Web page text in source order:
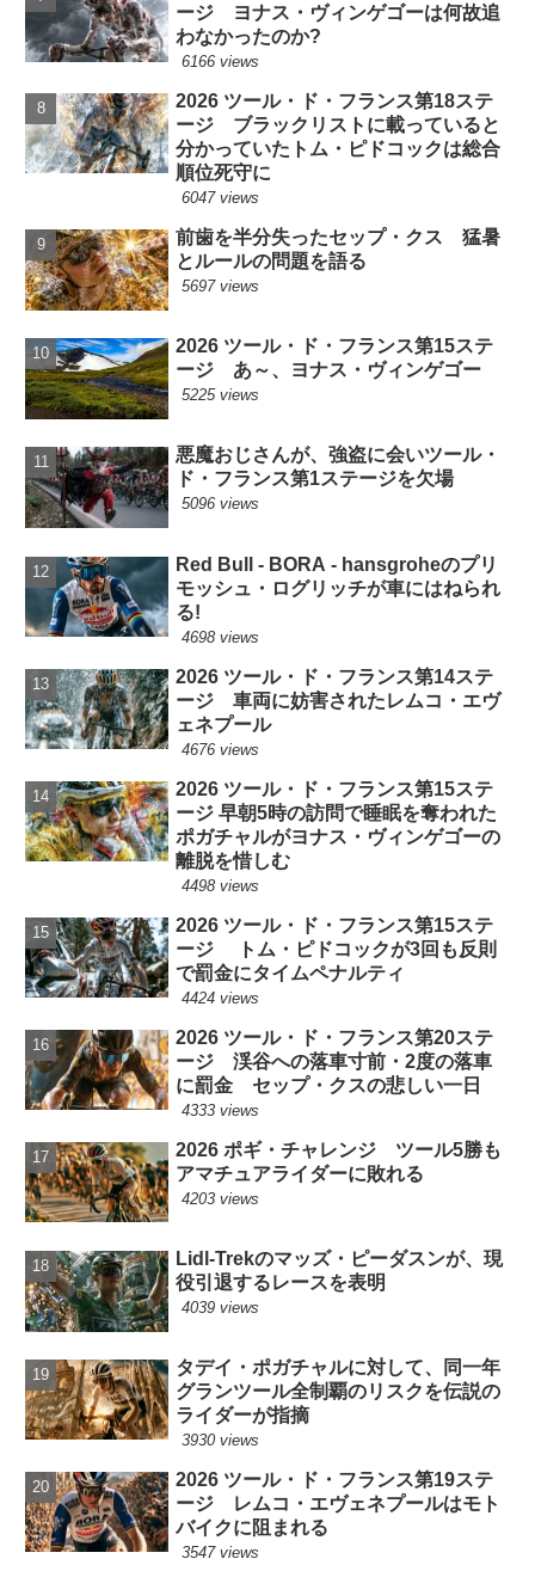
ージ ヨナス・ヴィンゲゴーは何故追
わなかったのか?
6166 views
2026 ツール・ド・フランス第18ステ
ージ ブラックリストに載っていると
分かっていたトム・ピドコックは総合
順位死守に
6047 views
前歯を半分失ったセップ・クス 猛暑
とルールの問題を語る
5697 views
2026 ツール・ド・フランス第15ステ
ージ あ～、ヨナス・ヴィンゲゴー
5225 views
悪魔おじさんが、強盗に会いツール・
ド・フランス第1ステージを欠場
5096 views
Red Bull - BORA - hansgroheのプリ
モッシュ・ログリッチが車にはねられ
る!
4698 views
2026 ツール・ド・フランス第14ステ
ージ 車両に妨害されたレムコ・エヴ
ェネプール
4676 views
2026 ツール・ド・フランス第15ステ
ージ 早朝5時の訪問で睡眠を奪われた
ポガチャルがヨナス・ヴィンゲゴーの
離脱を惜しむ
4498 views
2026 ツール・ド・フランス第15ステ
ージ トム・ピドコックが3回も反則
で罰金にタイムペナルティ
4424 views
2026 ツール・ド・フランス第20ステ
ージ 渓谷への落車寸前・2度の落車
に罰金 セップ・クスの悲しい一日
4333 views
2026 ポギ・チャレンジ ツール5勝も
アマチュアライダーに敗れる
4203 views
Lidl-Trekのマッズ・ピーダスンが、現
役引退するレースを表明
4039 views
タデイ・ポガチャルに対して、同一年
グランツール全制覇のリスクを伝説の
ライダーが指摘
3930 views
2026 ツール・ド・フランス第19ステ
ージ レムコ・エヴェネプールはモト
バイクに阻まれる
3547 views